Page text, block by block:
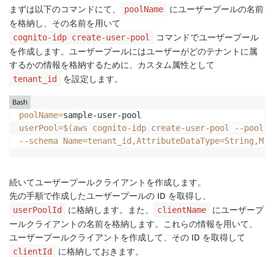
まずは以下のコマンドにて、 poolName
にユーザープールの名前
を格納し、その名前を用いて
cognito-idp create-user-pool
コマンドでユーザープール
を作成します。ユーザープールにはユーザーがどのテナントに属
するかの情報を格納するために、カスタム属性として
tenant_id を設定します。
poolName=
userPool=$(aws cognito-idp create-user-pool --pool-
--schema Name=tenant_id,AttributeDataType=
Bash
続いてユーザープールクライアントを作成します。
先の手順で作成したユーザープールの ID を取得し、
userPoolId に格納します。また、 clientName
にユーザープ
ールクライアントの名前を格納します。これらの情報を用いて、
ユーザープールクライアントを作成して、その ID を取得して
clientId に格納しておきます。